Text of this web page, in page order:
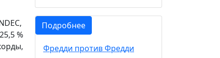
%
Подробнее
Фредди против Фредди